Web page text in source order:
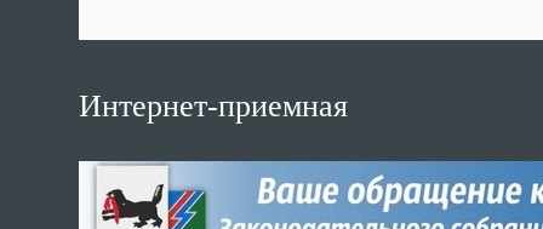
Интернет-приемная